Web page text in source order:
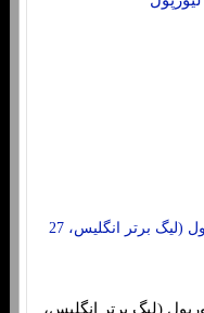
پیش بینی و شرط بندی وستهام و لیورپول (لیگ برتر انگلیس، 27
(لیگ برتر انگلیس،